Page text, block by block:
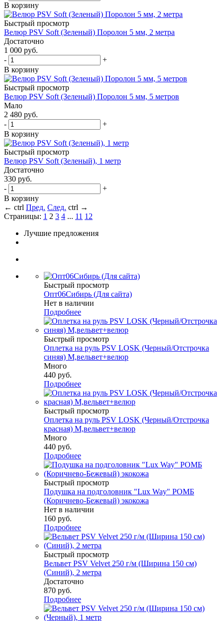
В корзину
Быстрый просмотр
Велюр PSV Soft (Зеленый) Поролон 5 мм, 2 метра
Достаточно
1 000 руб.
-
+
В корзину
Быстрый просмотр
Велюр PSV Soft (Зеленый) Поролон 5 мм, 5 метров
Мало
2 480 руб.
-
+
В корзину
Быстрый просмотр
Велюр PSV Soft (Зеленый), 1 метр
Достаточно
330 руб.
-
+
В корзину
← ctrl Пред. След. ctrl →
Страницы: 1 2 3 4 ... 11 12
Лучшие предложения
Быстрый просмотр
Опт06Сибирь (Для сайта)
Нет в наличии
Подробнее
Быстрый просмотр
Оплетка на руль PSV LOSK (Черный/Отстрочка
синяя) M,вельвет+велюр
Много
440 руб.
Подробнее
Быстрый просмотр
Оплетка на руль PSV LOSK (Черный/Отстрочка
красная) M,вельвет+велюр
Много
440 руб.
Подробнее
Быстрый просмотр
Подушка на подголовник "Lux Way" РОМБ
(Коричнево-Бежевый) экокожа
Нет в наличии
160 руб.
Подробнее
Быстрый просмотр
Вельвет PSV Velvet 250 г/м (Ширина 150 см)
(Синий), 2 метра
Достаточно
870 руб.
Подробнее